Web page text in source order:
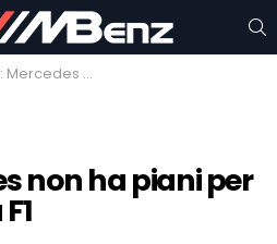
ha piani per rinunciare alla F1
non ha piani per